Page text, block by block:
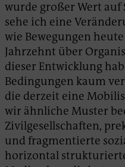
wurde großer Wert
sehe ich eine
wie Bewegungen
Jahrzehnt über
dieser Entwicklung
Bedingungen kaum
die derzeit eine
wir ähnliche Muster
Zivilgesellschaften,
und fragmentierte
horizontal